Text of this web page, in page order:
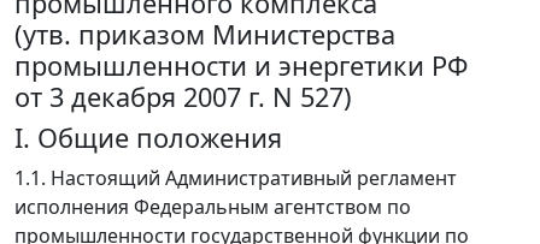
(утв. приказом Министерства
промышленности и энергетики РФ
от 3 декабря 2007 г. N 527)
I. Общие положения
1.1. Настоящий Административный регламент
исполнения Федеральным агентством по
промышленности государственной функции по